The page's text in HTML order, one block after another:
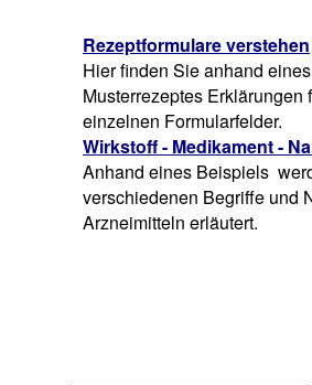
Rezeptformulare verstehen
Hier finden Sie anhand eines
Musterrezeptes Erklärungen
einzelnen Formularfelder.
Wirkstoff - Medikament -
Anhand eines Beispiels
verschiedenen Begriffe und
Arzneimitteln erläutert.